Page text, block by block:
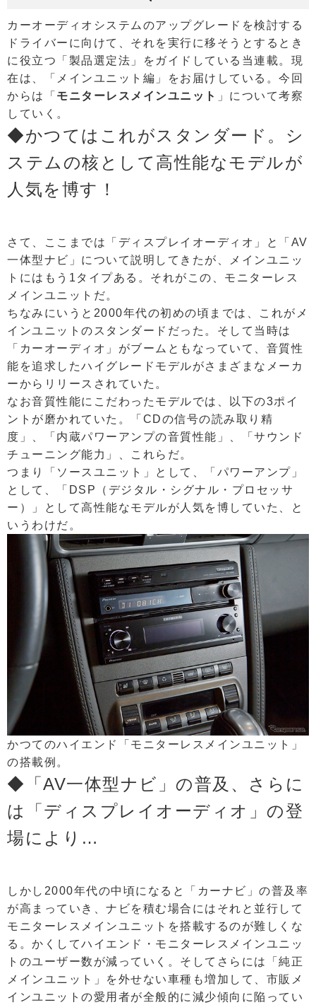
カーオーディオシステムのアップグレードを検討する
ドライバーに向けて、それを実行に移そうとするとき
に役立つ「製品選定法」をガイドしている当連載。現
在は、「メインユニット編」をお届けしている。今回
からは「 モニターレスメインユニット
」について考察
していく。
◆かつてはこれがスタンダード。シ
ステムの核として高性能なモデルが
人気を博す！
さて、ここまでは「ディスプレイオーディオ」と「AV
一体型ナビ」について説明してきたが、メインユニッ
トにはもう1タイプある。それがこの、モニターレス
メインユニットだ。
ちなみにいうと2000年代の初めの頃までは、これがメ
インユニットのスタンダードだった。そして当時は
「カーオーディオ」がブームともなっていて、音質性
能を追求したハイグレードモデルがさまざまなメーカ
ーからリリースされていた。
なお音質性能にこだわったモデルでは、以下の3ポイ
ントが磨かれていた。「CDの信号の読み取り精
度」、「内蔵パワーアンプの音質性能」、「サウンド
チューニング能力」、これらだ。
つまり「ソースユニット」として、「パワーアンプ」
として、「DSP（デジタル・シグナル・プロセッサ
ー）」として高性能なモデルが人気を博していた、と
いうわけだ。
かつてのハイエンド「モニターレスメインユニット」
の搭載例。
◆「AV一体型ナビ」の普及、さらに
は「ディスプレイオーディオ」の登
場により…
しかし2000年代の中頃になると「カーナビ」の普及率
が高まっていき、ナビを積む場合にはそれと並行して
モニターレスメインユニットを搭載するのが難しくな
る。かくしてハイエンド・モニターレスメインユニッ
トのユーザー数が減っていく。そしてさらには「純正
メインユニット」を外せない車種も増加して、市販メ
インユニットの愛用者が全般的に減少傾向に陥ってい